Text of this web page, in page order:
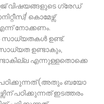
വിഷയങ്ങളുടെ ഗ്രേഡ്
കൊമേഴ്സ്
നോക്കണം.
സാധ്യതകൾ ഉണ്ട്.
ഉണ്ടാകും,
എന്നുള്ളതൊക്കെ
(അതും ബയോ
പഠിക്കുന്നത് ഇടത്തരം